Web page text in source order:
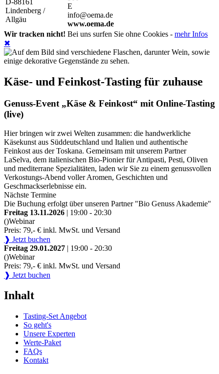
D-88161
Lindenberg /
Allgäu
E
info@oema.de
www.oema.de
Wir tracken nicht! Bei uns surfen Sie ohne Cookies - mehr Infos
✖
Käse- und Feinkost-Tasting für zuhause
Genuss-Event „Käse & Feinkost“ mit Online-Tasting
(live)
Hier bringen wir zwei Welten zusammen: die handwerkliche
Käsekunst aus Süddeutschland und Italien und authentische
Feinkost aus der Toskana. Gemeinsam mit unserem Partner
LaSelva, dem italienischen Bio-Pionier für Antipasti, Pesti, Oliven
und mediterrane Spezialitäten, laden wir Sie zu einem genussvollen
Verkostungs-Abend voller Aromen, Geschichten und
Geschmackserlebnisse ein.
Nächste Termine
Die Buchung erfolgt über unseren Partner "Bio Genuss Akademie"
Freitag 13.11.2026 | 19:00 - 20:30
()Webinar
Preis: 79,- € inkl. MwSt. und Versand
❱ Jetzt buchen
Freitag 29.01.2027 | 19:00 - 20:30
()Webinar
Preis: 79,- € inkl. MwSt. und Versand
❱ Jetzt buchen
Inhalt
Tasting-Set Angebot
So geht's
Unsere Experten
Werte-Paket
FAQs
Kontakt